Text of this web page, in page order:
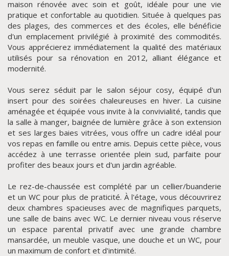
maison rénovée avec soin et goût, idéale pour une vie
pratique et confortable au quotidien. Située à quelques pas
des plages, des commerces et des écoles, elle bénéficie
d'un emplacement privilégié à proximité des commodités.
Vous apprécierez immédiatement la qualité des matériaux
utilisés pour sa rénovation en 2012, alliant élégance et
modernité.
Vous serez séduit par le salon séjour cosy, équipé d'un
insert pour des soirées chaleureuses en hiver. La cuisine
aménagée et équipée vous invite à la convivialité, tandis que
la salle à manger, baignée de lumière grâce à son extension
et ses larges baies vitrées, vous offre un cadre idéal pour
vos repas en famille ou entre amis. Depuis cette pièce, vous
accédez à une terrasse orientée plein sud, parfaite pour
profiter des beaux jours et d'un jardin agréable.
Le rez-de-chaussée est complété par un cellier/buanderie
et un WC pour plus de praticité. À l'étage, vous découvrirez
deux chambres spacieuses avec de magnifiques parquets,
une salle de bains avec WC. Le dernier niveau vous réserve
un espace parental privatif avec une grande chambre
mansardée, un meuble vasque, une douche et un WC, pour
un maximum de confort et d'intimité.